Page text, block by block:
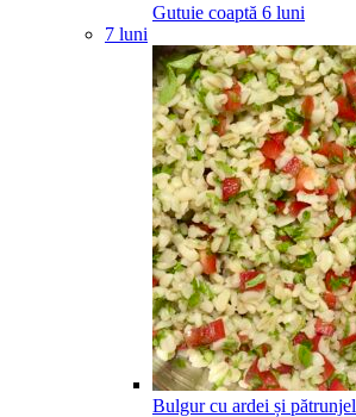
Gutuie coaptă 6 luni
7 luni
Bulgur cu ardei și pătrunjel